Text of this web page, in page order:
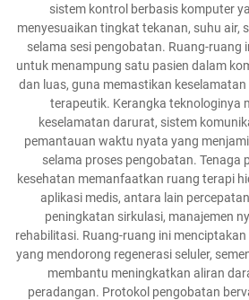
sistem kontrol berbasis komputer
menyesuaikan tingkat tekanan, suhu air,
selama sesi pengobatan. Ruang-ruang
untuk menampung satu pasien dalam
dan luas, guna memastikan
terapeutik. Kerangka teknologinya
keselamatan darurat, sistem
pemantauan waktu nyata yang
selama proses pengobatan. Tenaga
kesehatan memanfaatkan ruang terapi
aplikasi medis, antara lain
peningkatan sirkulasi, manajemen
rehabilitasi. Ruang-ruang ini
yang mendorong regenerasi seluler,
membantu meningkatkan aliran
peradangan. Protokol pengobatan